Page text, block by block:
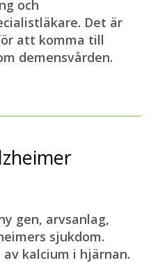
och
Det är
att komma till
demensvården.
gen, arvsanlag,
sjukdom.
kalcium i hjärnan.